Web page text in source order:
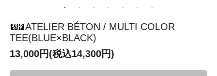
ATELIER BÉTON / MULTI COLOR
TEE(BLUE×BLACK)
13,000円(税込14,300円)